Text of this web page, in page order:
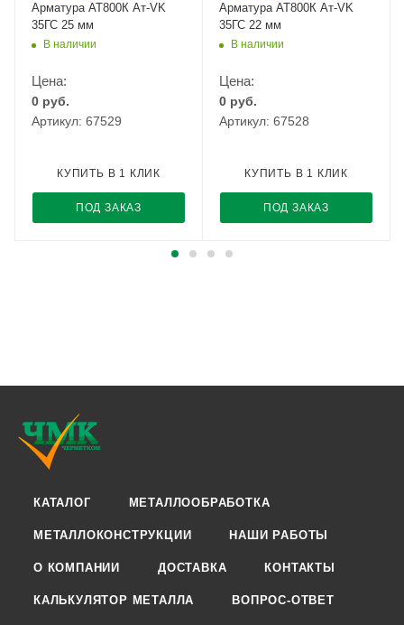
Арматура АТ800К Ат-VK
35ГС 25 мм
В наличии
Цена:
0 руб.
Артикул: 67529
ПОД ЗАКАЗ
КУПИТЬ В 1 КЛИК
Арматура АТ800К Ат-VK
35ГС 22 мм
В наличии
Цена:
0 руб.
Артикул: 67528
ПОД ЗАКАЗ
КУПИТЬ В 1 КЛИК
КАТАЛОГ МЕТАЛЛООБРАБОТКА
МЕТАЛЛОКОНСТРУКЦИИ НАШИ РАБОТЫ
О КОМПАНИИ ДОСТАВКА КОНТАКТЫ
КАЛЬКУЛЯТОР МЕТАЛЛА ВОПРОС-ОТВЕТ